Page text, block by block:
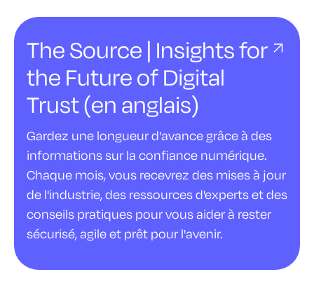
The Source | Insights for
the Future of Digital
Trust (en anglais)
Gardez une longueur d'avance grâce à des
informations sur la confiance numérique.
Chaque mois, vous recevrez des mises à jour
de l'industrie, des ressources d'experts et des
conseils pratiques pour vous aider à rester
sécurisé, agile et prêt pour l'avenir.